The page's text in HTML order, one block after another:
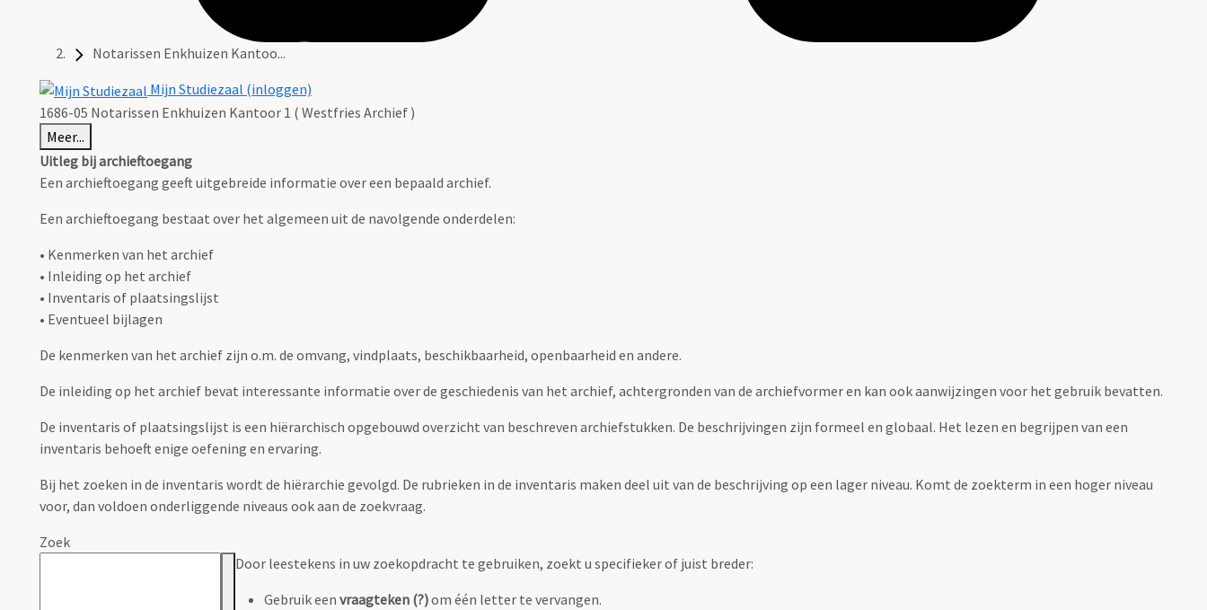
Notarissen Enkhuizen Kantoo...
Mijn Studiezaal (inloggen)
1686-05 Notarissen Enkhuizen Kantoor 1 ( Westfries Archief )
Meer...
Uitleg bij archieftoegang
Een archieftoegang geeft uitgebreide informatie over een bepaald archief.
Een archieftoegang bestaat over het algemeen uit de navolgende onderdelen:
• Kenmerken van het archief
• Inleiding op het archief
• Inventaris of plaatsingslijst
• Eventueel bijlagen
De kenmerken van het archief zijn o.m. de omvang, vindplaats, beschikbaarheid, openbaarheid en andere.
De inleiding op het archief bevat interessante informatie over de geschiedenis van het archief, achtergronden van de archiefvormer en kan ook aanwijzingen voor het gebruik bevatten.
De inventaris of plaatsingslijst is een hiërarchisch opgebouwd overzicht van beschreven archiefstukken. De beschrijvingen zijn formeel en globaal. Het lezen en begrijpen van een
inventaris behoeft enige oefening en ervaring.
Bij het zoeken in de inventaris wordt de hiërarchie gevolgd. De rubrieken in de inventaris maken deel uit van de beschrijving op een lager niveau. Komt de zoekterm in een hoger niveau
voor, dan voldoen onderliggende niveaus ook aan de zoekvraag.
Zoek
Door leestekens in uw zoekopdracht te gebruiken, zoekt u specifieker of juist breder:
Gebruik een vraagteken (?)om één letter te vervangen.